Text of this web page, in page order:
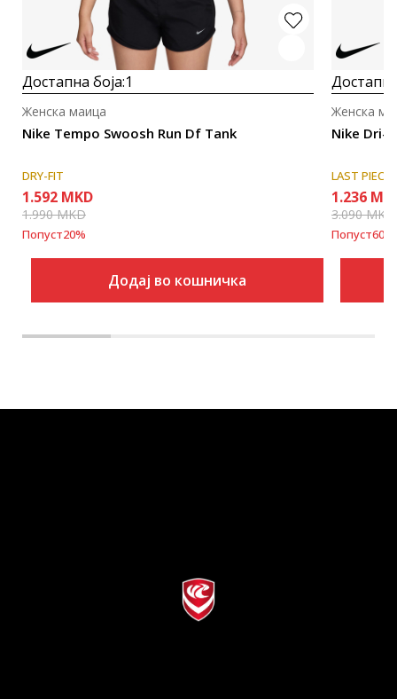
Достапна боја:1
Nike Tempo Swoosh Run Df Tank
Женска маица
DRY-FIT
1.592 MKD
1.990MKD
Попуст20%
Додај во кошничка
Nike Dri-
Женска
LAST PIECE
1.236
3.090MKD
Попуст60